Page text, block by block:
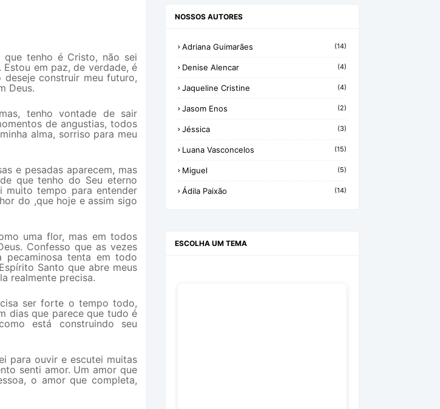
tenho é Cristo, não sei
em paz, de verdade, é
deseje construir meu futuro,
Deus.
tenho vontade de sair
de angustias, todos
alma, sorriso para meu
e pesadas aparecem, mas
que tenho do Seu eterno
muito tempo para entender
do ,que hoje e assim sigo
uma flor, mas em todos
Confesso que as vezes
pecaminosa tenta em todo
Santo que abre meus
realmente precisa.
ser forte o tempo todo,
dias que parece que tudo é
está construindo seu
para ouvir e escutei muitas
senti amor. Um amor que
o amor que completa,
NOSSOS AUTORES
Adriana Guimarães (14)
Denise Alencar (4)
Jaqueline Cristine (4)
Jasom Enos (2)
Jéssica (3)
Luana Vasconcelos (15)
Miguel (5)
Ádila Paixão (14)
ESCOLHA UM TEMA